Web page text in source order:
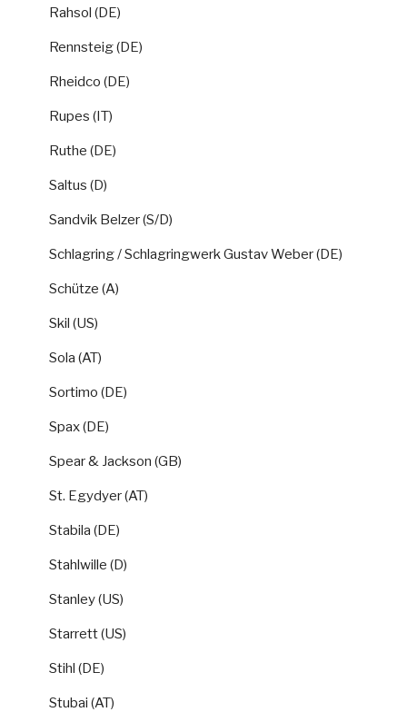
Rahsol (DE)
Rennsteig (DE)
Rheidco (DE)
Rupes (IT)
Ruthe (DE)
Saltus (D)
Sandvik Belzer (S/D)
Schlagring / Schlagringwerk Gustav Weber (DE)
Schütze (A)
Skil (US)
Sola (AT)
Sortimo (DE)
Spax (DE)
Spear & Jackson (GB)
St. Egydyer (AT)
Stabila (DE)
Stahlwille (D)
Stanley (US)
Starrett (US)
Stihl (DE)
Stubai (AT)